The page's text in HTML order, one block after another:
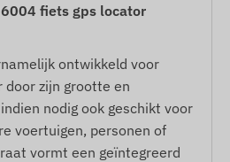
fiets gps locator
ontwikkeld voor
zijn grootte en
nodig ook geschikt voor
voertuigen, personen of
vormt een geïntegreerd